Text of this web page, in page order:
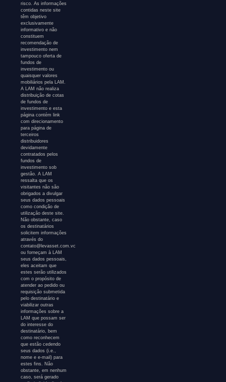
risco. As informações
contidas neste site
têm objetivo
exclusivamente
informativo e não
constituem
recomendação de
investimento nem
tampouco oferta de
fundos de
investimento ou
quaisquer valores
mobiliários pela LAM.
A LAM não realiza
distribuição de cotas
de fundos de
investimento e esta
página contém link
com direcionamento
para página de
terceiros
distribuidores
devidamente
contratados pelos
fundos de
investimento sob
gestão. A LAM
ressalta que os
visitantes não são
obrigados a divulgar
seus dados pessoais
como condição de
utilização deste site.
Não obstante, caso
os destinatários
solicitem informações
através do
contato@levasset.com.vc
ou forneçam à LAM
seus dados pessoais,
eles aceitam que
estes serão utilizados
com o propósito de
atender ao pedido ou
requisição submetida
pelo destinatário e
viabilizar outras
informações sobre a
LAM que possam ser
do interesse do
destinatário, bem
como reconhecem
que estão cedendo
seus dados (i.e.,
nome e e-mail) para
estes fins. Não
obstante, em nenhum
caso, será gerado